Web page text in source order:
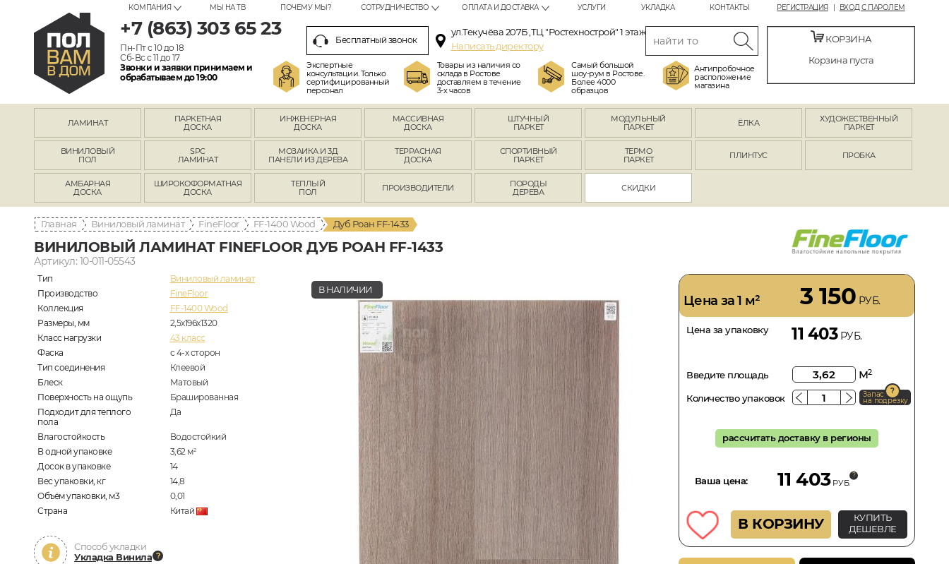
РЕГИСТРАЦИЯ ВХОД С ПАРОЛЕМ
КОМПАНИЯ МЫ НА ТВ ПОЧЕМУ МЫ? СОТРУДНИЧЕСТВО ОПЛАТА И ДОСТАВКА УСЛУГИ УКЛАДКА КОНТАКТЫ
+7 (863) 303 65 23
Пн-Пт с 10 до 18
Сб-Вс с 11 до 17
Звонки и заявки принимаем и
обрабатываем до 19:00
Бесплатный звонок
ул.Текучёва 207Б ,ТЦ "Ростехнострой" 1 этаж
Написать директору
Экспертные
консультации. Только
сертифицированный
персонал
Товары из наличия со
склада в Ростове
доставляем в течение
3-х часов
Самый большой
шоу-рум в Ростове.
Более 4000
образцов
Антипробочное
расположение
магазина
КОРЗИНА
Корзина пуста
ЛАМИНАТ
ПАРКЕТНАЯ
ДОСКА
ИНЖЕНЕРНАЯ
ДОСКА
МАССИВНАЯ
ДОСКА
ШТУЧНЫЙ
ПАРКЕТ
МОДУЛЬНЫЙ
ПАРКЕТ
ЁЛКА
ХУДОЖЕСТВЕННЫЙ
ПАРКЕТ
ВИНИЛОВЫЙ
ПОЛ
SPC
ЛАМИНАТ
МОЗАИКА И 3Д
ПАНЕЛИ ИЗ ДЕРЕВА
ТЕРРАСНАЯ
ДОСКА
СПОРТИВНЫЙ
ПАРКЕТ
ТЕРМО
ПАРКЕТ
ПЛИНТУС ПРОБКА
АМБАРНАЯ
ДОСКА
ШИРОКОФОРМАТНАЯ
ДОСКА
ТЕПЛЫЙ
ПОЛ
ПРОИЗВОДИТЕЛИ
ПОРОДЫ
ДЕРЕВА
СКИДКИ
Главная Виниловый ламинат FineFloor FF-1400 Wood Дуб Роан FF-1433
ВИНИЛОВЫЙ ЛАМИНАТ FINEFLOOR ДУБ РОАН FF-1433
Артикул: 10-011-05543
Тип
Виниловый ламинат
Производство
FineFloor
Коллекция
FF-1400 Wood
Размеры, мм
2,5х196х1320
Класс нагрузки
43 класс
Фаска
с 4-х сторон
Тип соединения
Клеевой
Блеск
Матовый
Поверхность на ощупь
Брашированная
Подходит для теплого
пола
Да
Влагостойкость
Водостойкий
В одной упаковке
3,62 м2
Досок в упаковке
14
Вес упаковки, кг
14,8
Объём упаковки, м3
0,01
Страна
Китай
Способ укладки
Укладка Винила
В НАЛИЧИИ
Цена за 1 м² 3 150 РУБ.
Цена за упаковку 11 403РУБ.
Введите площадь м2
Количество упаковок Запас
на подрезку
рассчитать доставку в регионы
Ваша цена: 11 403 РУБ.
В КОРЗИНУ
КУПИТЬ
ДЕШЕВЛЕ